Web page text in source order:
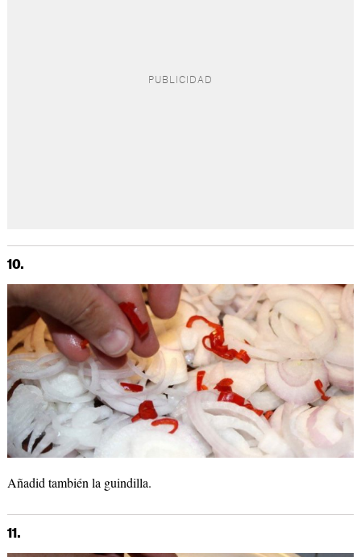
10.
Añadid también la guindilla.
11.